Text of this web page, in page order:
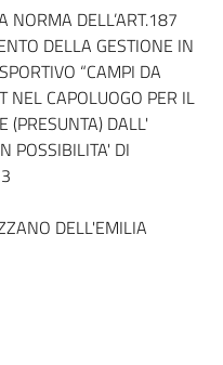
NORMA DELL’ART.187
DELLA GESTIONE IN
“CAMPI DA
NEL CAPOLUOGO PER IL
(PRESUNTA) DALL'
DI
DELL'EMILIA